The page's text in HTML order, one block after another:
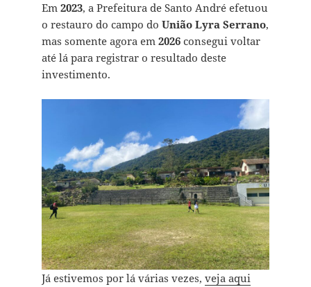
Em 2023, a Prefeitura de Santo André efetuou
o restauro do campo do União Lyra Serrano,
mas somente agora em 2026consegui voltar
até lá para registrar o resultado deste
investimento.
Já estivemos por lá várias vezes, veja aqui